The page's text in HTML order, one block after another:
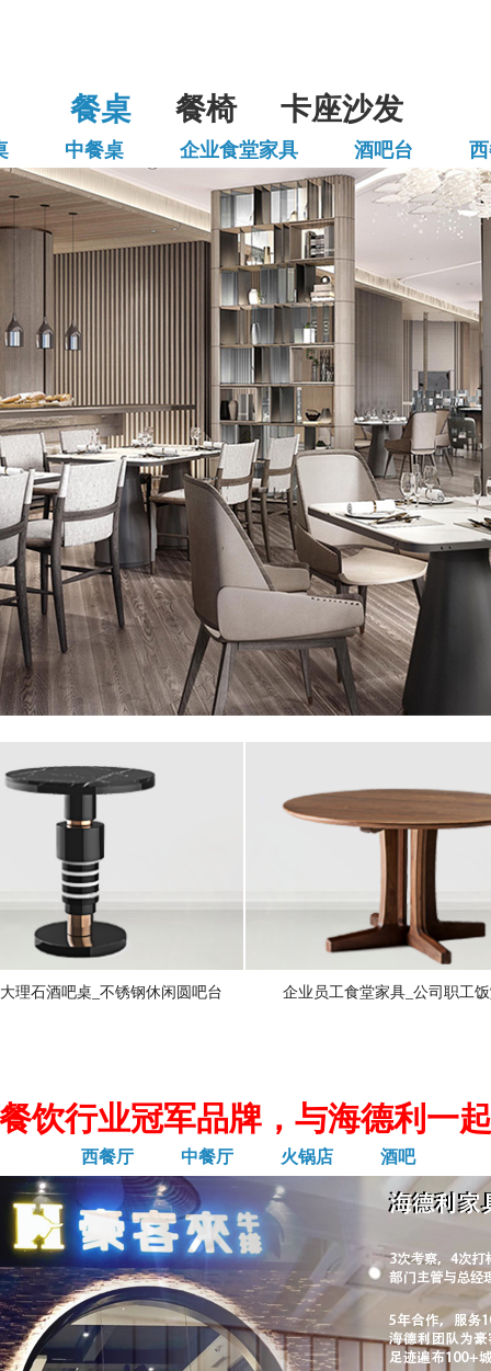
餐桌 餐椅 卡座沙发
中餐桌 企业食堂家具 酒吧台
理石酒吧桌_不锈钢休闲圆吧台 企业员工食堂家具_公司职工
饮行业冠军品牌，与海德利一
西餐厅 中餐厅 火锅店 酒吧